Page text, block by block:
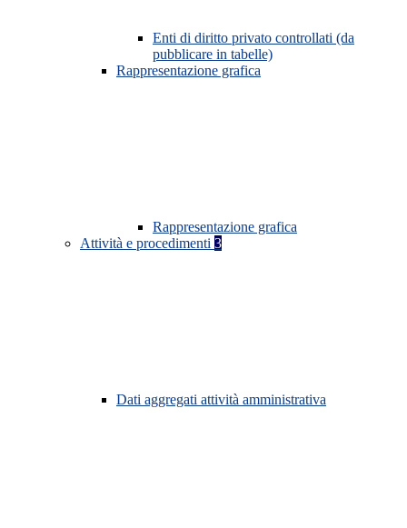
Enti di diritto privato controllati (da
pubblicare in tabelle)
Rappresentazione grafica
Rappresentazione grafica
Attività e procedimenti 3
Dati aggregati attività amministrativa